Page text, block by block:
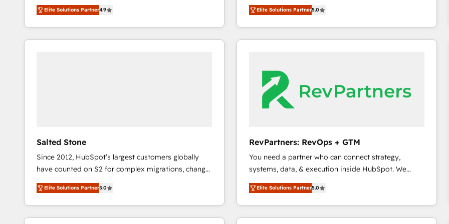
HubSpot大百科 出版 CRM・AI活用に関するご相談、現
North America. Avec plus de 115 experts en
marketing automation, Growth, Revops, CRM et
webdesign. Markentive is both a consulting firm, a
digital agency and an integrator. With over 115
Elite Solutions Partner4.9
growth. As a triple-accredited HubSpot Solutions
Partner, we specialize in both strategic RevOps
planning and hands-on technical execution - building
the operational foundation companies need to
Franchises - Professional Services - And more! How
we help: ✔️ Full HubSpot implementations and portal
optimization ✔️ Data migrations, CRM architecture,
and reporting foundations ✔️ Custom integrations
based engagements and ongoing RevOps
partnerships, we guide organizations through the
revenue maturity model - delivering the right
improvements at the right time so operations
evolve strategically and sustainably as the business
grows.
Elite Solutions Partner5.0
Salted Stone
Since 2012, HubSpot’s largest customers globally
have counted on S2 for complex migrations, change
management, systems integration, and creative
solutions that deliver measurable impact and
transform brand experiences As one of the few full-
service creative agencies in the HubSpot
Elite Solutions Partner5.0
RevPartners: RevOps + GTM
You need a partner who can connect strategy,
systems, data, & execution inside HubSpot. We
bridge the gap where most agencies fall short by
combining GTM strategy with technical execution to
solve the right problem with the right solution. As the
only firm in the world to hold Elite Partner
Elite Solutions Partner5.0